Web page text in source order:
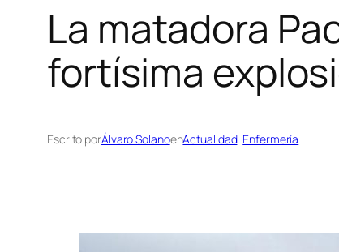
La matadora
fortísima
Escrito porÁlvaro SolanoenActualidad, Enfermería